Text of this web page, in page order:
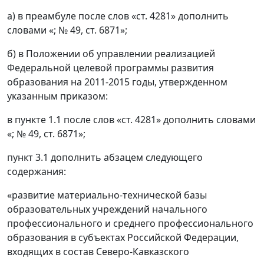
а) в преамбуле после слов «ст. 4281» дополнить
словами «; № 49, ст. 6871»;
б) в Положении об управлении реализацией
Федеральной целевой программы развития
образования на 2011-2015 годы, утвержденном
указанным приказом:
в пункте 1.1 после слов «ст. 4281» дополнить словами
«; № 49, ст. 6871»;
пункт 3.1 дополнить абзацем следующего
содержания:
«развитие материально-технической базы
образовательных учреждений начального
профессионального и среднего профессионального
образования в субъектах Российской Федерации,
входящих в состав Северо-Кавказского